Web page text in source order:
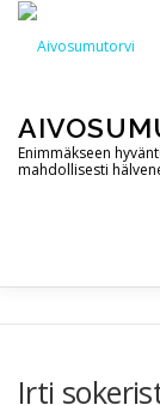
Siirry
Enimmäkseen
mahdollisesti
Irti